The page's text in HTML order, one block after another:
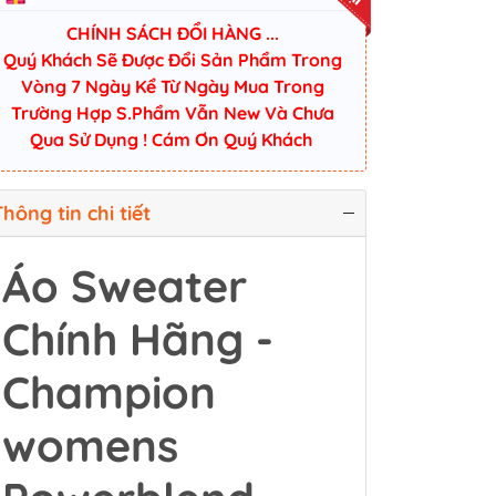
CHÍNH SÁCH ĐỔI HÀNG ...
Quý Khách Sẽ Được Đổi Sản Phẩm Trong
Vòng 7 Ngày Kể Từ Ngày Mua Trong
Trường Hợp S.Phẩm Vẫn New Và Chưa
Qua Sử Dụng ! Cám Ơn Quý Khách
tin chi tiết
Áo Sweater
Chính Hãng -
Champion
womens